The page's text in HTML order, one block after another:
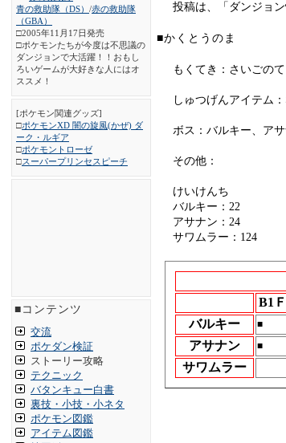
青の救助隊（DS） /赤の救助隊
（GBA）
□2005年11月17日発売
□ポケモンたちが今度は不思議の
ダンジョンで大活躍！！おもし
ろいゲームが大好きな人にはオ
ススメ！
[ポケモン関連グッズ]
□ポケモンXD 闇の旋風(かぜ) ダ
ーク・ルギア
□ポケモントローゼ
□スーパープリンセスピーチ
■コンテンツ
交流
ポケダン検証
ストーリー攻略
テクニック
バタンキュー白書
裏技・小技・小ネタ
ポケモン図鑑
アイテム図鑑
投稿は、「ダンジョ
■かくとうのま
もくてき：さいごの
しゅつげんアイテム
ボス：バルキー、ア
その他：
けいけんち
バルキー：22
アサナン：24
サワムラー：124
B1Ｆ
バルキー
■
アサナン ■
サワムラー